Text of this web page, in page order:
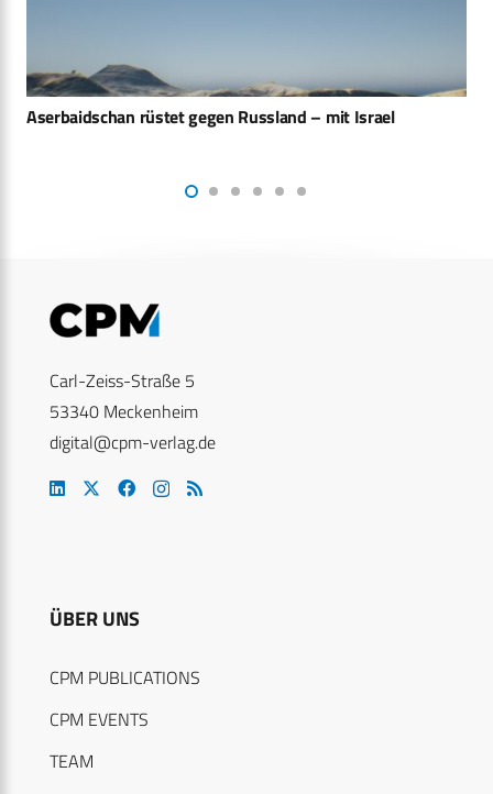
Unimog bei der Defence Trucks Experience 2023
Carl-Zeiss-Straße 5
53340 Meckenheim
digital@cpm-verlag.de
ÜBER UNS
CPM PUBLICATIONS
CPM EVENTS
TEAM